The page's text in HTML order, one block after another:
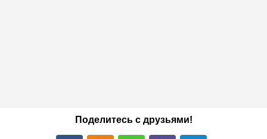
Поделитесь с друзьями!